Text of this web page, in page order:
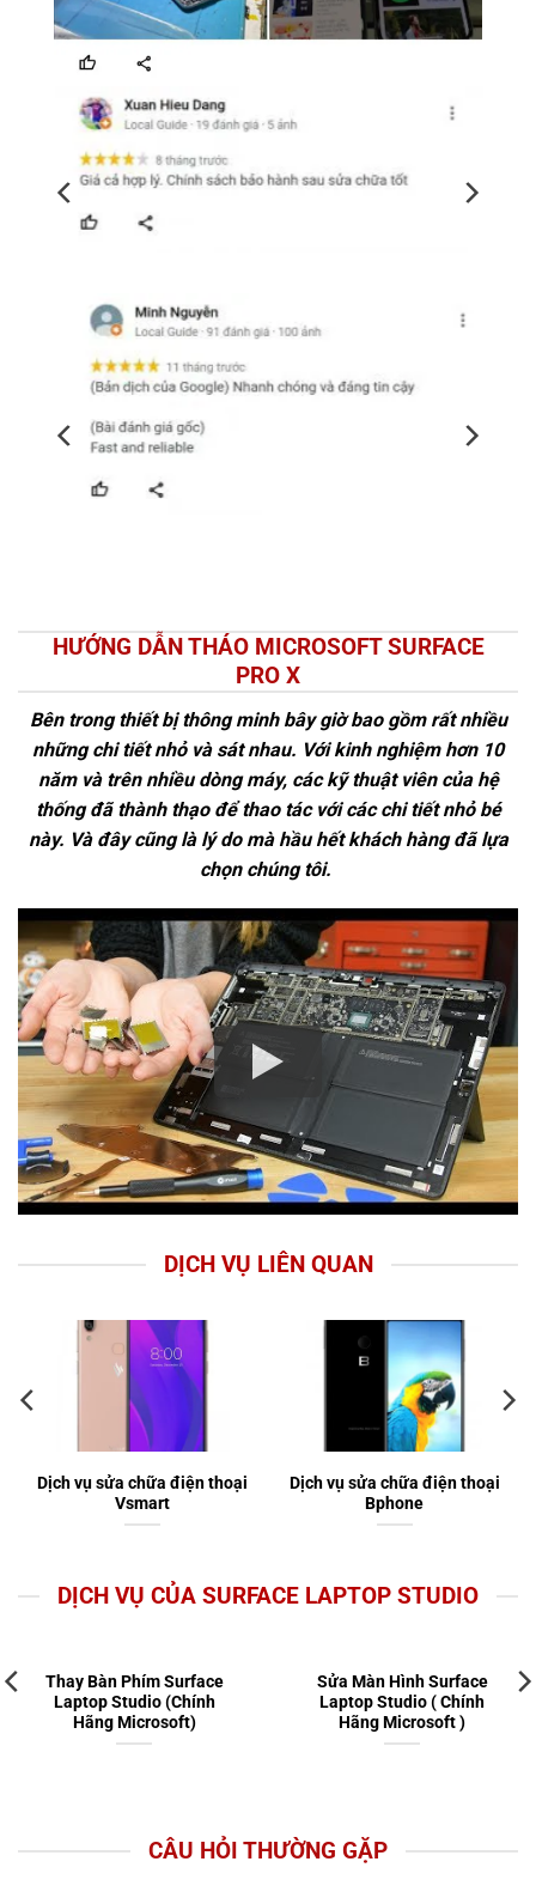
HƯỚNG DẪN THÁO MICROSOFT SURFACE
PRO X
Bên trong thiết bị thông minh bây giờ bao gồm rất nhiều
những chi tiết nhỏ và sát nhau. Với kinh nghiệm hơn 10
năm và trên nhiều dòng máy, các kỹ thuật viên của hệ
thống đã thành thạo để thao tác với các chi tiết nhỏ bé
này. Và đây cũng là lý do mà hầu hết khách hàng đã lựa
chọn chúng tôi.
DỊCH VỤ LIÊN QUAN
Dịch vụ sửa chữa điện thoại
Vsmart
Dịch vụ sửa chữa điện thoại
Bphone
DỊCH VỤ CỦA SURFACE LAPTOP STUDIO
Thay Bàn Phím Surface
Laptop Studio (Chính
Hãng Microsoft)
Sửa Màn Hình Surface
Laptop Studio ( Chính
Hãng Microsoft )
CÂU HỎI THƯỜNG GẶP